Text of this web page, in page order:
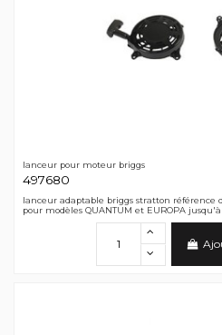
lanceur pour moteur briggs
497680
lanceur adaptable briggs stratton référence
pour modèles QUANTUM et EUROPA